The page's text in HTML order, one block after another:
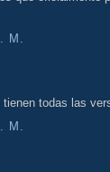
M.
tienen todas las
M.